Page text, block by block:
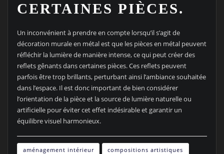
CERTAINES PIÈCES.
Un inconvénient à prendre en compte lorsqu’il s’agit de
décoration murale en métal est que les pièces en métal peuvent
réfléchir la lumière de manière intense, ce qui peut créer des
reflets gênants dans certaines pièces. Ces reflets peuvent
parfois être trop brillants, perturbant ainsi l’ambiance souhaitée
dans l’espace. Il est donc important de bien considérer
l’orientation de la pièce et la source de lumière naturelle ou
artificielle pour éviter cet effet indésirable et garantir un
équilibre visuel harmonieux.
aménagement intérieur compositions artistiques